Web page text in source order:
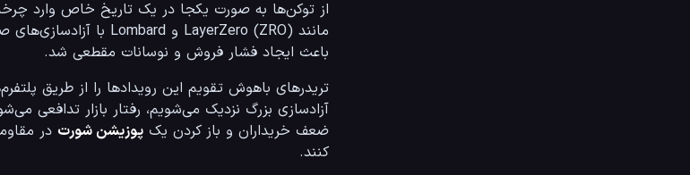
باعث ایجاد فشار فروش و نوسانات مقطعی شد.
تریدرهای باهوش تقویم این رویدادها را از طریق پلتفرم‌های تخصصی مانند
ضعف خریداران و باز کردن یک پوزیشن شورت
کنند.